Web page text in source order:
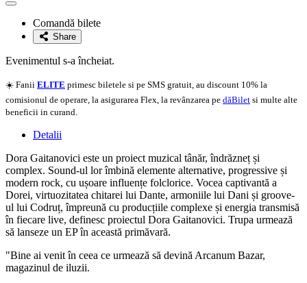
Adaugă
favoriteComandă bilete
Share
Evenimentul s-a încheiat.
☀️ Fanii ELITE primesc biletele si pe SMS gratuit, au discount 10% la
comisionul de operare, la asigurarea Flex, la revânzarea pe dăBilet si multe alte
beneficii in curand.
Detalii
Dora Gaitanovici este un proiect muzical tânăr, îndrăzneț și
complex. Sound-ul lor îmbină elemente alternative, progressive și
modern rock, cu ușoare influențe folclorice. Vocea captivantă a
Dorei, virtuozitatea chitarei lui Dante, armoniile lui Dani și groove-
ul lui Codruț, împreună cu producțiile complexe și energia transmisă
în fiecare live, definesc proiectul Dora Gaitanovici. Trupa urmează
să lanseze un EP în această primăvară.
"Bine ai venit în ceea ce urmează să devină Arcanum Bazar,
magazinul de iluzii.